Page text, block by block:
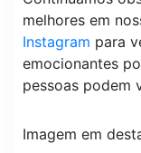
melhores em
Instagram para
emocionantes
pessoas podem
Imagem em